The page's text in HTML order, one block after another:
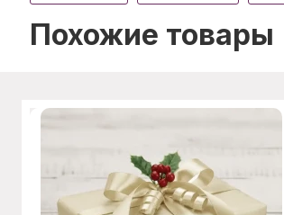
Похожие товары